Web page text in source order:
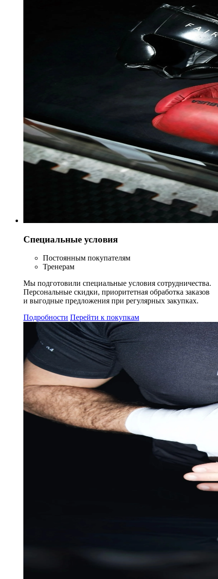
Специальные условия
Постоянным покупателям
Тренерам
Мы подготовили специальные условия сотрудничества.
Персональные скидки, приоритетная обработка заказов
и выгодные предложения при регулярных закупках.
Подробности Перейти к покупкам